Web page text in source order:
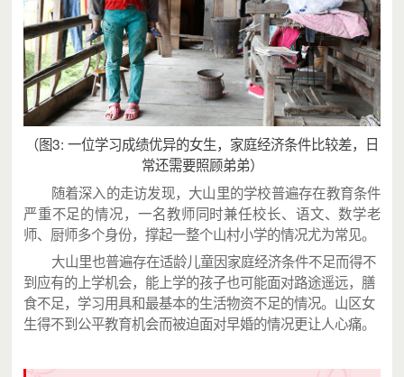
（图3: 一位学习成绩优异的女生，家庭经济条件比较差，日
常还需要照顾弟弟）
随着深入的走访发现，大山里的学校普遍存在教育条件
严重不足的情况，一名教师同时兼任校长、语文、数学老
师、厨师多个身份，撑起一整个山村小学的情况尤为常见。
大山里也普遍存在适龄儿童因家庭经济条件不足而得不
到应有的上学机会，能上学的孩子也可能面对路途遥远，膳
食不足，学习用具和最基本的生活物资不足的情况。山区女
生得不到公平教育机会而被迫面对早婚的情况更让人心痛。